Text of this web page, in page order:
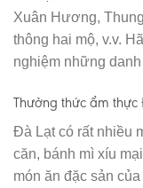
Xuân Hương,
thông hai mộ, v.v.
nghiệm những
Thưởng thức ẩm thực
Đà Lạt có rất nhiều
căn, bánh mì xíu
món ăn đặc sản